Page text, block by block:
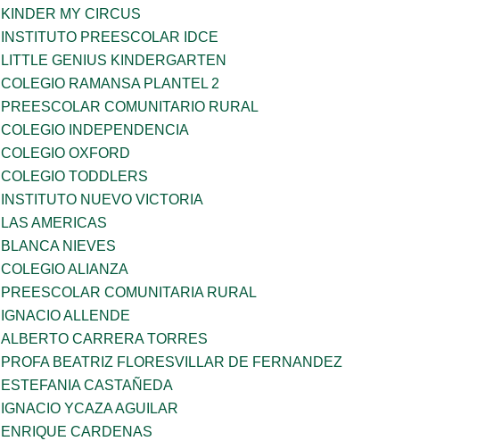
KINDER MY CIRCUS
INSTITUTO PREESCOLAR IDCE
LITTLE GENIUS KINDERGARTEN
COLEGIO RAMANSA PLANTEL 2
PREESCOLAR COMUNITARIO RURAL
COLEGIO INDEPENDENCIA
COLEGIO OXFORD
COLEGIO TODDLERS
INSTITUTO NUEVO VICTORIA
LAS AMERICAS
BLANCA NIEVES
COLEGIO ALIANZA
PREESCOLAR COMUNITARIA RURAL
IGNACIO ALLENDE
ALBERTO CARRERA TORRES
PROFA BEATRIZ FLORESVILLAR DE FERNANDEZ
ESTEFANIA CASTAÑEDA
IGNACIO YCAZA AGUILAR
ENRIQUE CARDENAS